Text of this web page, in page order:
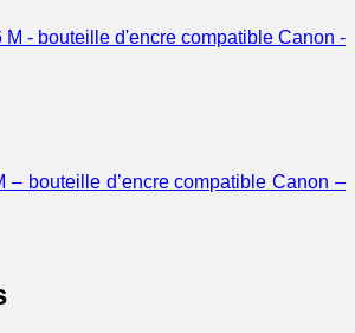
– bouteille d’encre compatible Canon –